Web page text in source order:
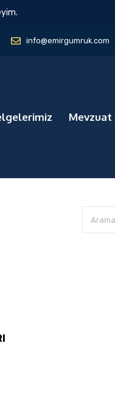
info@emirgumruk.com
Mevzuat